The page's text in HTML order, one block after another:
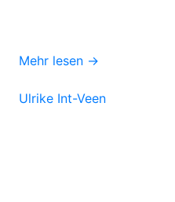
Mehr lesen →
Ulrike Int-Veen